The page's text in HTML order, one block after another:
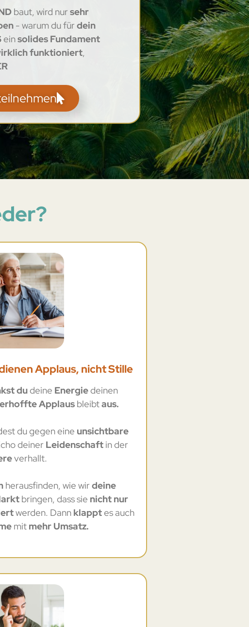
baut, wird nursehr
- warum du fürdein
einsolides Fundament
funktioniert,
Applaus, nicht Stille
dudeine Energiedeinen
erhoffte Applausbleibtaus.
du gegen eine unsichtbare
deiner Leidenschaftin der
verhallt.
herausfinden, wie wirdeine
bringen, dass sie nicht nur
werden. Dannklapptes auch
mitmehr Umsatz.